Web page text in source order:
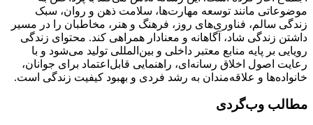
موضوعاتی مانند توسعه مهارت‌ها، سلامت ذهن و روان، سبک
زندگی سالم، فناوری‌های روز، فرهنگ و هنر، مخاطبان را در مسیر
داشتن زندگی شاد، آگاهانه و معنادار همراهی کند. محتوای زندگی
رویایی بر پایه منابع معتبر داخلی و بین‌المللی تولید می‌شود و با
رعایت اصول اخلاق رسانه‌ای، راهنمایی قابل‌اعتماد برای جوانان،
خانواده‌ها و علاقه‌مندان به رشد فردی و بهبود کیفیت زندگی است.
مطالب وب‌گردی